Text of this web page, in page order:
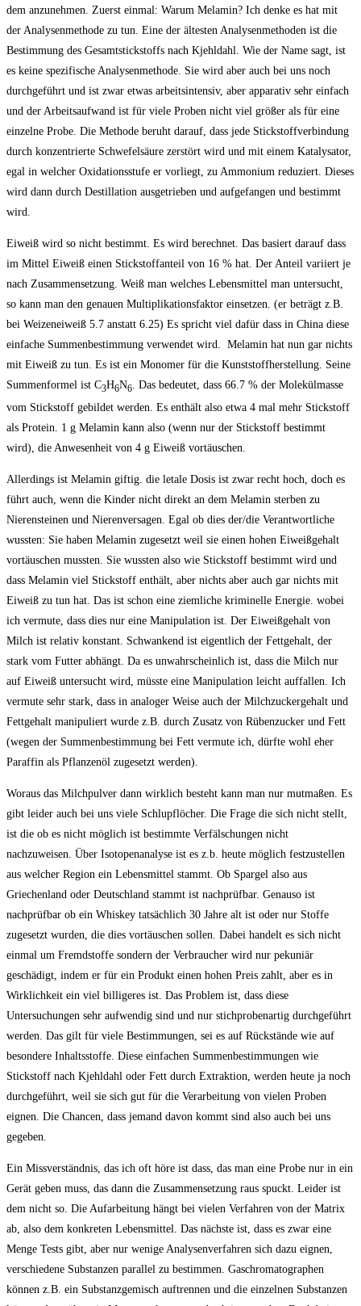
dem anzunehmen. Zuerst einmal: Warum Melamin? Ich denke es hat mit
der Analysenmethode zu tun. Eine der ältesten Analysenmethoden ist die
Bestimmung des Gesamtstickstoffs nach Kjehldahl. Wie der Name sagt, ist
es keine spezifische Analysenmethode. Sie wird aber auch bei uns noch
durchgeführt und ist zwar etwas arbeitsintensiv, aber apparativ sehr einfach
und der Arbeitsaufwand ist für viele Proben nicht viel größer als für eine
einzelne Probe. Die Methode beruht darauf, dass jede Stickstoffverbindung
durch konzentrierte Schwefelsäure zerstört wird und mit einem Katalysator,
egal in welcher Oxidationsstufe er vorliegt, zu Ammonium reduziert. Dieses
wird dann durch Destillation ausgetrieben und aufgefangen und bestimmt
wird.
Eiweiß wird so nicht bestimmt. Es wird berechnet. Das basiert darauf dass
im Mittel Eiweiß einen Stickstoffanteil von 16 % hat. Der Anteil variiert je
nach Zusammensetzung. Weiß man welches Lebensmittel man untersucht,
so kann man den genauen Multiplikationsfaktor einsetzen. (er beträgt z.B.
bei Weizeneiweiß 5.7 anstatt 6.25) Es spricht viel dafür dass in China diese
einfache Summenbestimmung verwendet wird. Melamin hat nun gar nichts
mit Eiweiß zu tun. Es ist ein Monomer für die Kunststoffherstellung. Seine
Summenformel ist C3H6N6 . Das bedeutet, dass 66.7 % der Molekülmasse
vom Stickstoff gebildet werden. Es enthält also etwa 4 mal mehr Stickstoff
als Protein. 1 g Melamin kann also (wenn nur der Stickstoff bestimmt
wird), die Anwesenheit von 4 g Eiweiß vortäuschen.
Allerdings ist Melamin giftig. die letale Dosis ist zwar recht hoch, doch es
führt auch, wenn die Kinder nicht direkt an dem Melamin sterben zu
Nierensteinen und Nierenversagen. Egal ob dies der/die Verantwortliche
wussten: Sie haben Melamin zugesetzt weil sie einen hohen Eiweißgehalt
vortäuschen mussten. Sie wussten also wie Stickstoff bestimmt wird und
dass Melamin viel Stickstoff enthält, aber nichts aber auch gar nichts mit
Eiweiß zu tun hat. Das ist schon eine ziemliche kriminelle Energie. wobei
ich vermute, dass dies nur eine Manipulation ist. Der Eiweißgehalt von
Milch ist relativ konstant. Schwankend ist eigentlich der Fettgehalt, der
stark vom Futter abhängt. Da es unwahrscheinlich ist, dass die Milch nur
auf Eiweiß untersucht wird, müsste eine Manipulation leicht auffallen. Ich
vermute sehr stark, dass in analoger Weise auch der Milchzuckergehalt und
Fettgehalt manipuliert wurde z.B. durch Zusatz von Rübenzucker und Fett
(wegen der Summenbestimmung bei Fett vermute ich, dürfte wohl eher
Paraffin als Pflanzenöl zugesetzt werden).
Woraus das Milchpulver dann wirklich besteht kann man nur mutmaßen. Es
gibt leider auch bei uns viele Schlupflöcher. Die Frage die sich nicht stellt,
ist die ob es nicht möglich ist bestimmte Verfälschungen nicht
nachzuweisen. Über Isotopenanalyse ist es z.b. heute möglich festzustellen
aus welcher Region ein Lebensmittel stammt. Ob Spargel also aus
Griechenland oder Deutschland stammt ist nachprüfbar. Genauso ist
nachprüfbar ob ein Whiskey tatsächlich 30 Jahre alt ist oder nur Stoffe
zugesetzt wurden, die dies vortäuschen sollen. Dabei handelt es sich nicht
einmal um Fremdstoffe sondern der Verbraucher wird nur pekuniär
geschädigt, indem er für ein Produkt einen hohen Preis zahlt, aber es in
Wirklichkeit ein viel billigeres ist. Das Problem ist, dass diese
Untersuchungen sehr aufwendig sind und nur stichprobenartig durchgeführt
werden. Das gilt für viele Bestimmungen, sei es auf Rückstände wie auf
besondere Inhaltsstoffe. Diese einfachen Summenbestimmungen wie
Stickstoff nach Kjehldahl oder Fett durch Extraktion, werden heute ja noch
durchgeführt, weil sie sich gut für die Verarbeitung von vielen Proben
eignen. Die Chancen, dass jemand davon kommt sind also auch bei uns
gegeben.
Ein Missverständnis, das ich oft höre ist dass, das man eine Probe nur in ein
Gerät geben muss, das dann die Zusammensetzung raus spuckt. Leider ist
dem nicht so. Die Aufarbeitung hängt bei vielen Verfahren von der Matrix
ab, also dem konkreten Lebensmittel. Das nächste ist, dass es zwar eine
Menge Tests gibt, aber nur wenige Analysenverfahren sich dazu eignen,
verschiedene Substanzen parallel zu bestimmen. Gaschromatographen
können z.B. ein Substanzgemisch auftrennen und die einzelnen Substanzen